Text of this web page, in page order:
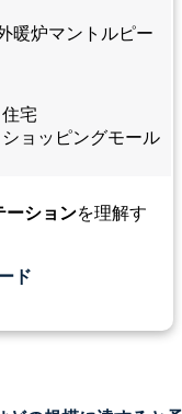
暖炉マントルピー
住宅
ショッピングモール
ーションを理解す
ド